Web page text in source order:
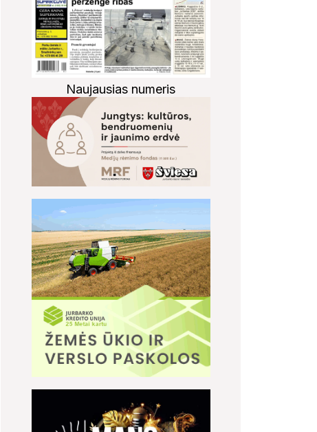
Naujausias numeris